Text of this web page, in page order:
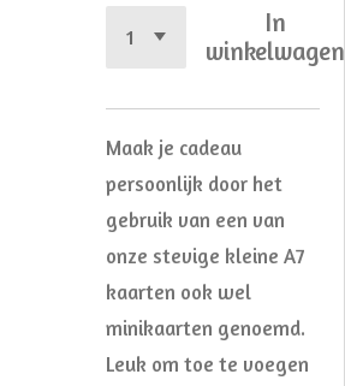
In
winkelwagen
Maak je cadeau
persoonlijk door het
gebruik van een van
onze stevige kleine A7
kaarten ook wel
minikaarten genoemd.
Leuk om toe te voegen